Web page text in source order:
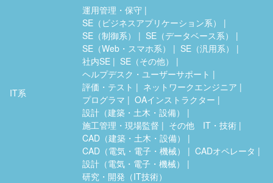
IT系
運用管理・保守
SE（ビジネスアプリケーション系）
SE（制御系）
SE（データベース系）
SE（Web・スマホ系）
SE（汎用系）
社内SE
SE（その他）
ヘルプデスク・ユーザーサポート
評価・テスト
ネットワークエンジニア
プログラマ
OAインストラクター
設計（建築・土木・設備）
施工管理・現場監督
その他 IT・技術
CAD（建築・土木・設備）
CAD（電気・電子・機械）
CADオペレータ
設計（電気・電子・機械）
研究・開発（IT技術）